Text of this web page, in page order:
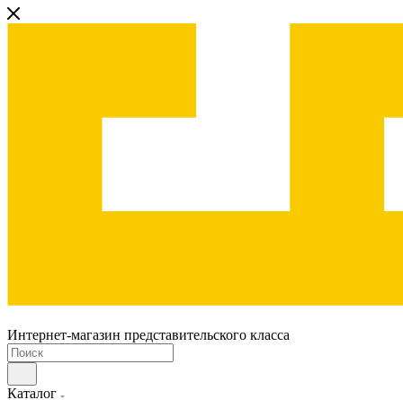
Интернет-магазин представительского класса
Каталог